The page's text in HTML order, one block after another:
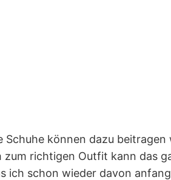
Schuhe können dazu
richtigen Outfit kann das
ich schon wieder davon